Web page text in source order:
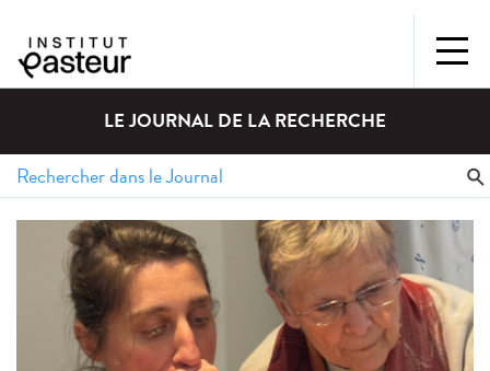
LE JOURNAL DE LA RECHERCHE